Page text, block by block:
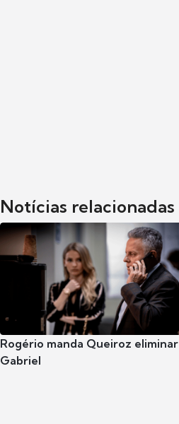
Notícias relacionadas
Rogério manda Queiroz eliminar
Gabriel